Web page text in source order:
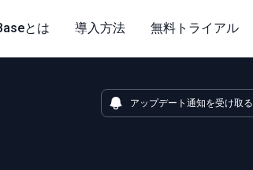
とは 導入方法 無料トライアル
アップデート通知を受け取る